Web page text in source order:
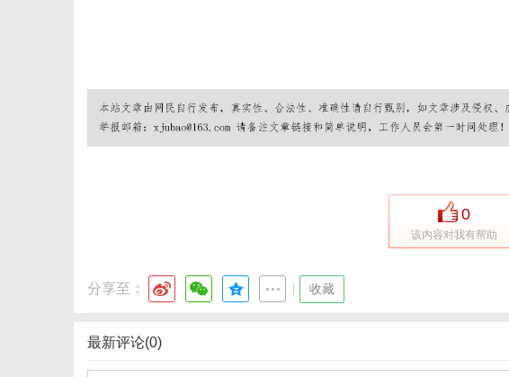
0
该内容对我有帮助
分享至： 收藏
最新评论(0)